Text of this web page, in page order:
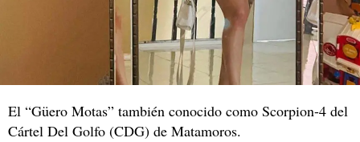
El “Güero Motas” también conocido como Scorpion-4 del
Cártel Del Golfo (CDG) de Matamoros.